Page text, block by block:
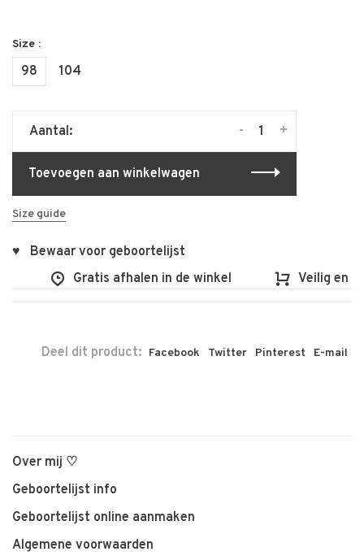
Size :
98 104
Aantal: +
-
Toevoegen aan winkelwagen
Size guide
♥ Bewaar voor geboortelijst
Gratis afhalen in de winkel
Veilig en vlot
Deel dit product: Facebook Twitter Pinterest E-mail
Over mij ♡
Geboortelijst info
Geboortelijst online aanmaken
Algemene voorwaarden